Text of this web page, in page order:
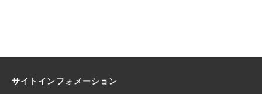
サイトインフォメーション